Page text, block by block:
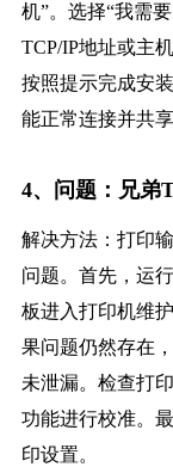
机”。选择“我需
TCP/IP地址或主
按照提示完成安
能正常连接并共享
4、问题：兄弟
解决方法：打印
问题。首先，运
板进入打印机维
果问题仍然存在
未泄漏。检查打
功能进行校准。
印设置。